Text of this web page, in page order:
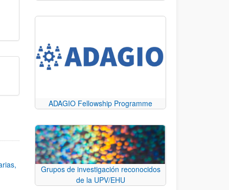
ADAGIO Fellowship Programme
Grupos de investigación reconocidos
de la UPV/EHU